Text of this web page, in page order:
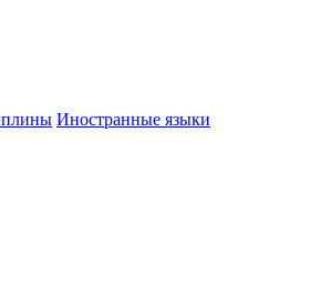
Иностранные языки